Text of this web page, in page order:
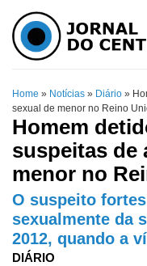
Home » Notícias » Diário »
sexual de menor no Reino
Homem
suspeitas de
menor no
O suspeito
sexualmente da
2012, quando a
DIÁRIO